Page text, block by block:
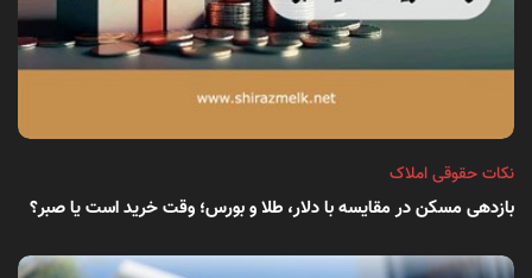
نکات حقوقی املاک
بازدهی مسکن در مقایسه با دلار، طلا و بورس؛ وقت خرید است یا صبر؟